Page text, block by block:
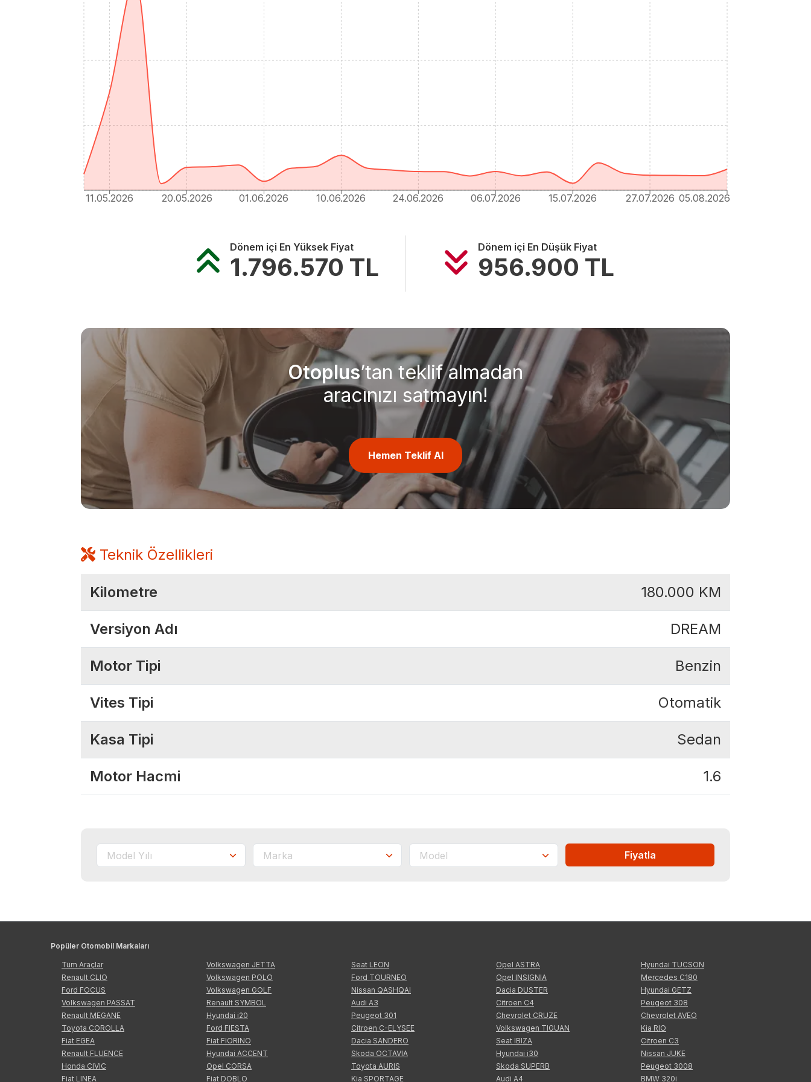
11.05.2026 20.05.2026 01.06.2026 10.06.2026 24.06.2026 06.07.2026 15.07.2026 27.07.2026 05.08.2026
Dönem içi En Yüksek Fiyat
1.796.570 TL
Dönem içi En Düşük Fiyat
956.900 TL
Otoplus’tan teklif almadan
aracınızı satmayın!
Hemen Teklif Al
Teknik Özellikleri
Kilometre 180.000 KM
Versiyon Adı DREAM
Motor Tipi Benzin
Vites Tipi Otomatik
Kasa Tipi Sedan
Motor Hacmi 1.6
Fiyatla
Popüler Otomobil Markaları
Tüm Araçlar
Renault CLIO
Ford FOCUS
Volkswagen PASSAT
Renault MEGANE
Toyota COROLLA
Fiat EGEA
Renault FLUENCE
Honda CIVIC
Fiat LINEA
Volkswagen JETTA
Volkswagen POLO
Volkswagen GOLF
Renault SYMBOL
Hyundai i20
Ford FIESTA
Fiat FIORINO
Hyundai ACCENT
Opel CORSA
Fiat DOBLO
Seat LEON
Ford TOURNEO
Nissan QASHQAI
Audi A3
Peugeot 301
Citroen C-ELYSEE
Dacia SANDERO
Skoda OCTAVIA
Toyota AURIS
Kia SPORTAGE
Opel ASTRA
Opel INSIGNIA
Dacia DUSTER
Citroen C4
Chevrolet CRUZE
Volkswagen TIGUAN
Seat IBIZA
Hyundai i30
Skoda SUPERB
Audi A4
Hyundai TUCSON
Mercedes C180
Hyundai GETZ
Peugeot 308
Chevrolet AVEO
Kia RIO
Citroen C3
Nissan JUKE
Peugeot 3008
BMW 320i